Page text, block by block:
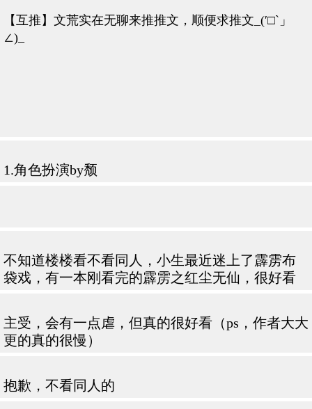
【互推】文荒实在无聊来推推文，顺便求推文_(′□`」
∠)_
1.角色扮演by颓
不知道楼楼看不看同人，小生最近迷上了霹雳布
袋戏，有一本刚看完的霹雳之红尘无仙，很好看
主受，会有一点虐，但真的很好看（ps，作者大大
更的真的很慢）
抱歉，不看同人的